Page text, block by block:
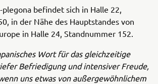
befindet sich in Halle 22,
in der Nähe des Hauptstandes von
in Halle 24, Standnummer 152.
Wort für das gleichzeitige
Befriedigung und intensiver Freude,
uns etwas von außergewöhnlichem